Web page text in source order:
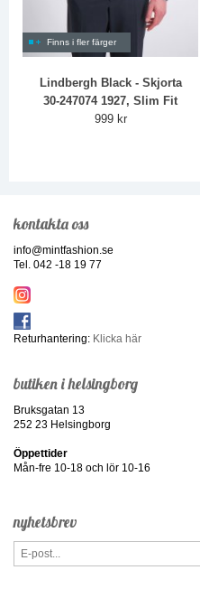
Finns i fler färger
Lindbergh Black - Skjorta
30-247074 1927, Slim Fit
999 kr
kontakta oss
info@mintfashion.se
Tel. 042 -18 19 77
Returhantering: Klicka här
butiken i helsingborg
Bruksgatan 13
252 23 Helsingborg
Öppettider
Mån-fre 10-18 och lör 10-16
nyhetsbrev